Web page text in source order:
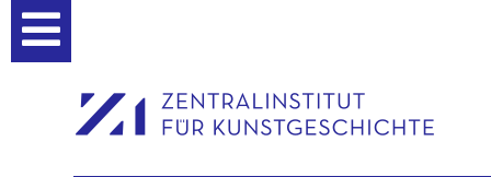
Werkzeuge